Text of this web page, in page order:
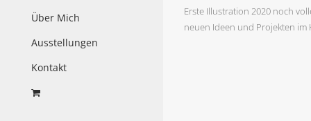
Über Mich
Ausstellungen
Kontakt
Erste Illustration 2020 noch
neuen Ideen und Projekten im